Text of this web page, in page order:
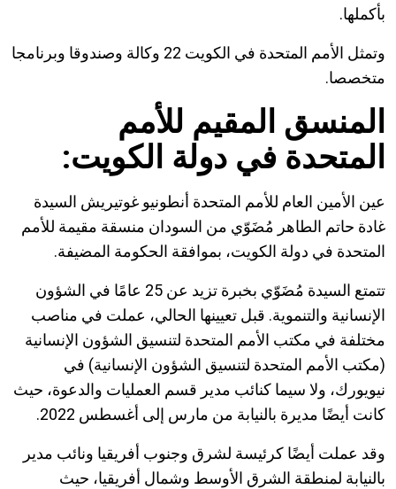
بأكملها.
وتمثل الأمم المتحدة في الكويت 22 وكالة وصندوقا وبرنامجا
متخصصا.
المنسق المقيم للأمم
المتحدة في دولة الكويت:
عين الأمين العام للأمم المتحدة أنطونيو غوتيريش السيدة
غادة حاتم الطاهر مُضَوّي من السودان منسقة مقيمة للأمم
المتحدة في دولة الكويت، بموافقة الحكومة المضيفة.
تتمتع السيدة مُضَوّي بخبرة تزيد عن 25 عامًا في الشؤون
الإنسانية والتنموية. قبل تعيينها الحالي، عملت في مناصب
مختلفة في مكتب الأمم المتحدة لتنسيق الشؤون الإنسانية
(مكتب الأمم المتحدة لتنسيق الشؤون الإنسانية) في
نيويورك، ولا سيما كنائب مدير قسم العمليات والدعوة، حيث
كانت أيضًا مديرة بالنيابة من مارس إلى أغسطس 2022.
وقد عملت أيضًا كرئيسة لشرق وجنوب أفريقيا ونائب مدير
بالنيابة لمنطقة الشرق الأوسط وشمال أفريقيا، حيث